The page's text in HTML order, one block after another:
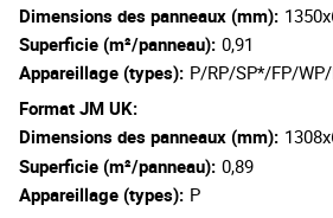
Dimensions des panneaux (mm):
Superficie (m²/panneau): 0,91
Appareillage (types): P/RP/SP*/FP/
Format JM UK:
Dimensions des panneaux (mm):
Superficie (m²/panneau): 0,89
Appareillage (types): P